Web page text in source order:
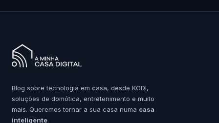
Blog sobre tecnologia em casa, desde KODI,
soluções de domótica, entretenimento e muito
mais. Queremos tornar a sua casa numa casa
inteligente.